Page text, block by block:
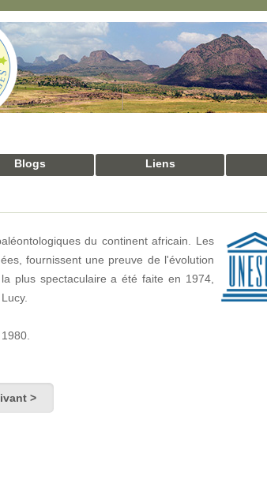
Blogs Liens
du continent africain. Les
fournissent une preuve de l'évolution
plus spectaculaire a été faite en 1974,
>